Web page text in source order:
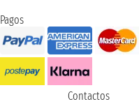
Pagos
Contactos